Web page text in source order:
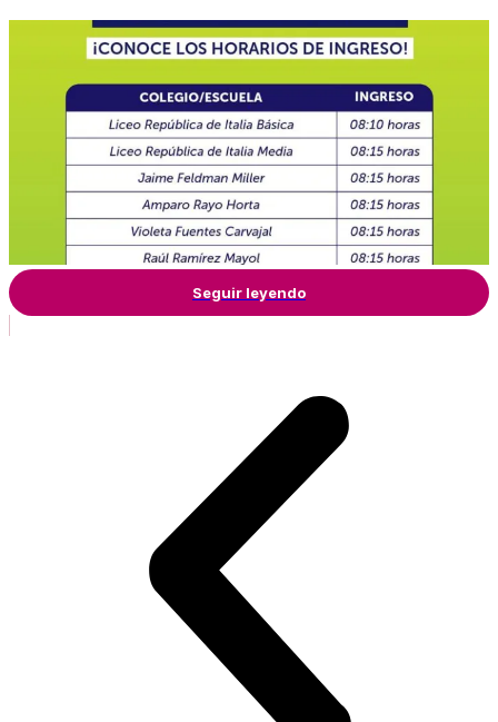
Seguir leyendo